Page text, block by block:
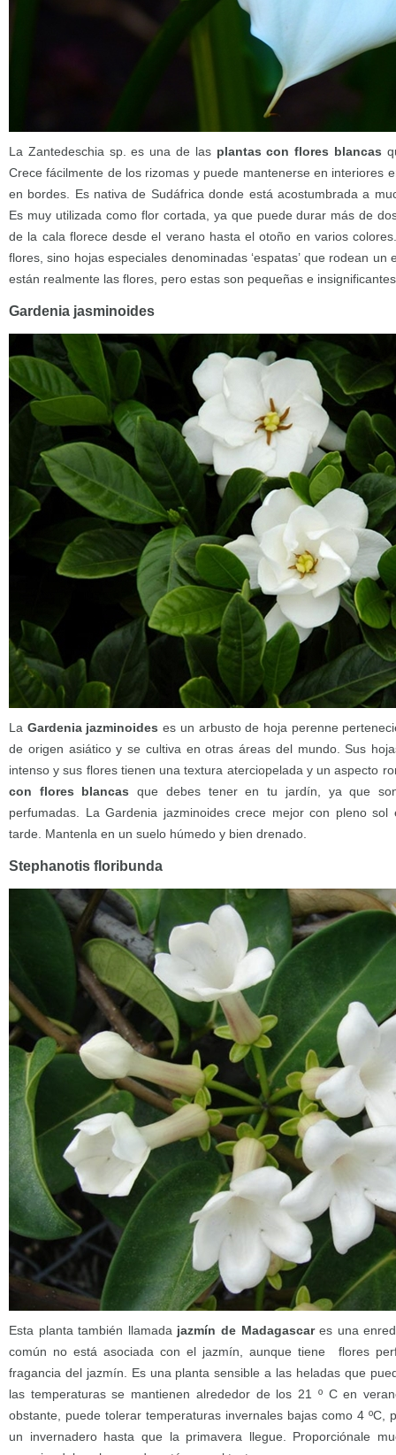
La Zantedeschia sp. es una de las plantas con flores blancas
Crece fácilmente de los rizomas y puede mantenerse en interiores
en bordes. Es nativa de Sudáfrica donde está acostumbrada a
Es muy utilizada como flor cortada, ya que puede durar más de
de la cala florece desde el verano hasta el otoño en varios
flores, sino hojas especiales denominadas ‘espatas’ que rodean
están realmente las flores, pero estas son pequeñas e
Gardenia jasminoides
La Gardenia jazminoides es un arbusto de hoja perenne
de origen asiático y se cultiva en otras áreas del mundo. Sus
intenso y sus flores tienen una textura aterciopelada y un aspecto
con flores blancas que debes tener en tu jardín, ya que
perfumadas. La Gardenia jazminoides crece mejor con pleno
tarde. Mantenla en un suelo húmedo y bien drenado.
Stephanotis floribunda
Esta planta también llamada jazmín de Madagascares una
común no está asociada con el jazmín, aunque tiene flores
fragancia del jazmín. Es una planta sensible a las heladas que
las temperaturas se mantienen alrededor de los 21 º C en
obstante, puede tolerar temperaturas invernales bajas como 4 ºC,
un invernadero hasta que la primavera llegue. Proporciónale